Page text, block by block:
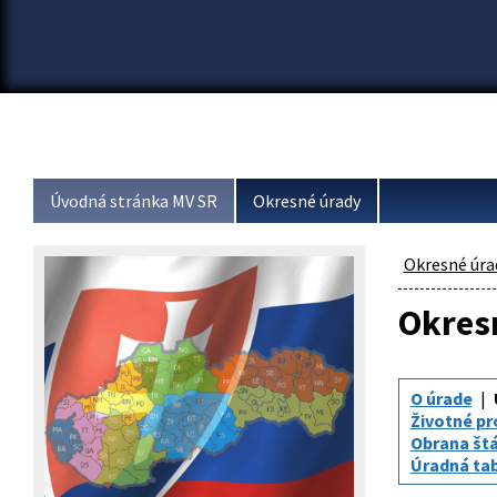
Úvodná stránka MV SR Okresné úrady
Okresné
O úrade
Životné
Obrana
Úradná